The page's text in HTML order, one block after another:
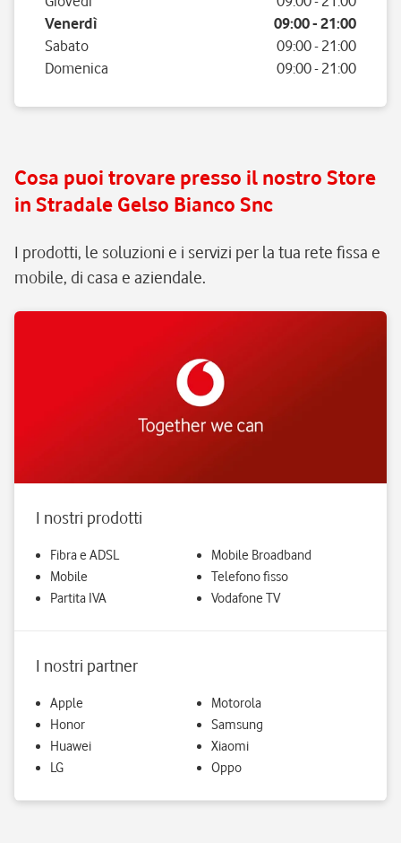
Venerdì
09:00- 21:00
Sabato
09:00- 21:00
Domenica
09:00- 21:00
Cosa puoi trovare presso il nostro Store
in Stradale Gelso Bianco Snc
I prodotti, le soluzioni e i servizi per la tua rete fissa e
mobile, di casa e aziendale.
I nostri prodotti
Fibra e ADSL
Mobile
Partita IVA
Mobile Broadband
Telefono fisso
Vodafone TV
I nostri partner
Apple
Honor
Huawei
LG
Motorola
Samsung
Xiaomi
Oppo